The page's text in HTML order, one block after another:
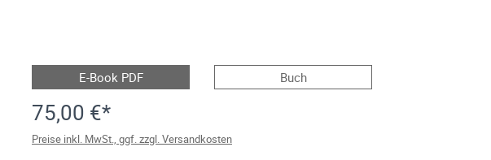
E-Book PDF Buch
75,00 €*
Preise inkl. MwSt., ggf. zzgl. Versandkosten